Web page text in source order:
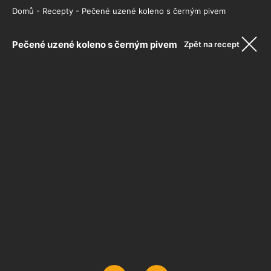
Domů - Recepty - Pečené uzené koleno s černým pivem
Pečené uzené koleno s černým pivem Zpět na recept